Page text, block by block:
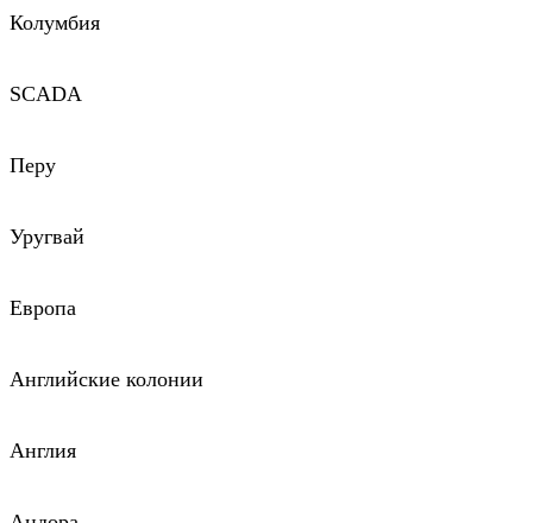
Колумбия
SCADA
Перу
Уругвай
Европа
Английские колонии
Англия